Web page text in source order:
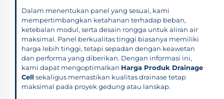
Dalam menentukan panel yang sesuai, kami
mempertimbangkan ketahanan terhadap beban,
ketebalan modul, serta desain rongga untuk aliran air
maksimal. Panel berkualitas tinggi biasanya memiliki
harga lebih tinggi, tetapi sepadan dengan keawetan
dan performa yang diberikan. Dengan informasi ini,
kami dapat mengoptimalkan Harga Produk Drainage
Cell sekaligus memastikan kualitas drainase tetap
maksimal pada proyek gedung atau lanskap.